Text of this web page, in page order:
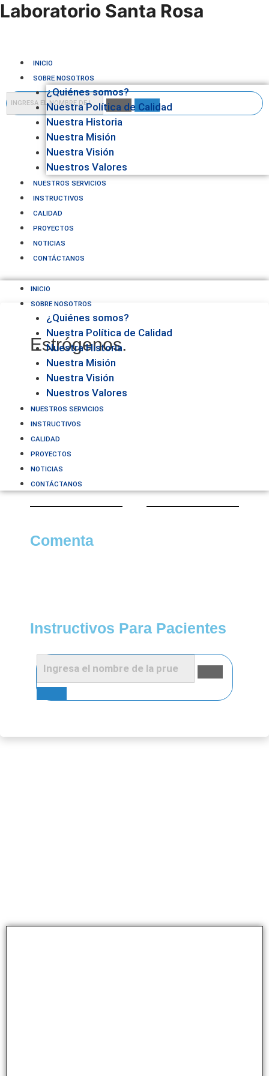
Laboratorio Santa Rosa
INICIO
SOBRE NOSOTROS
¿Quiénes somos?
Nuestra Política de Calidad
Nuestra Historia
Nuestra Misión
Nuestra Visión
Nuestros Valores
NUESTROS SERVICIOS
INSTRUCTIVOS
CALIDAD
PROYECTOS
NOTICIAS
CONTÁCTANOS
INICIO
SOBRE NOSOTROS
¿Quiénes somos?
Nuestra Política de Calidad
Nuestra Historia
Nuestra Misión
Nuestra Visión
Nuestros Valores
NUESTROS SERVICIOS
INSTRUCTIVOS
CALIDAD
PROYECTOS
NOTICIAS
CONTÁCTANOS
Estrógenos.
Comenta
Instructivos Para Pacientes